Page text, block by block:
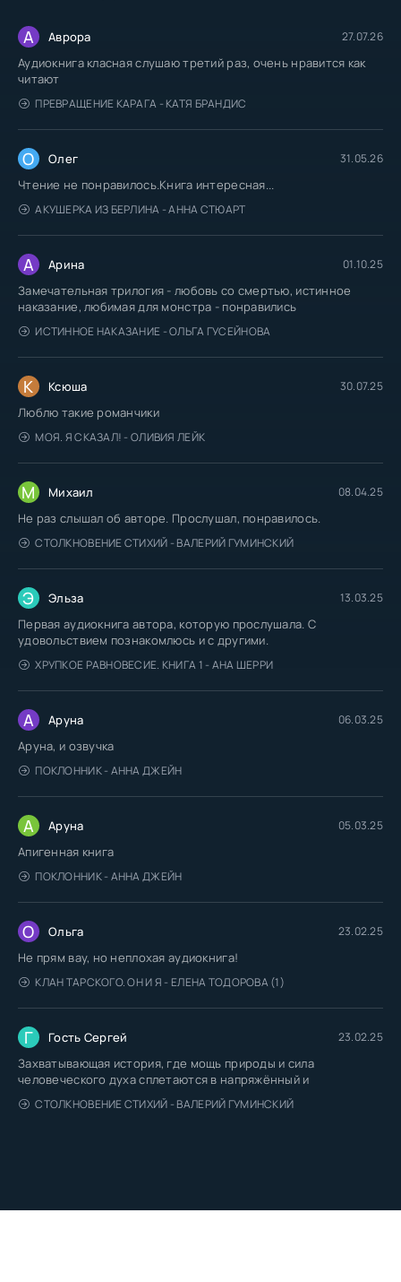
А Аврора 27.07.26
Аудиокнига класная слушаю третий раз, очень нравится как
читают
ПРЕВРАЩЕНИЕ КАРАГА - КАТЯ БРАНДИС
О Олег 31.05.26
Чтение не понравилось.Книга интересная...
АКУШЕРКА ИЗ БЕРЛИНА - АННА СТЮАРТ
А Арина 01.10.25
Замечательная трилогия - любовь со смертью, истинное
наказание, любимая для монстра - понравились
ИСТИННОЕ НАКАЗАНИЕ - ОЛЬГА ГУСЕЙНОВА
К Ксюша 30.07.25
Люблю такие романчики
МОЯ. Я СКАЗАЛ! - ОЛИВИЯ ЛЕЙК
М Михаил 08.04.25
Не раз слышал об авторе. Прослушал, понравилось.
СТОЛКНОВЕНИЕ СТИХИЙ - ВАЛЕРИЙ ГУМИНСКИЙ
Э Эльза 13.03.25
Первая аудиокнига автора, которую прослушала. С
удовольствием познакомлюсь и с другими.
ХРУПКОЕ РАВНОВЕСИЕ. КНИГА 1 - АНА ШЕРРИ
А Аруна 06.03.25
Аруна, и озвучка
ПОКЛОННИК - АННА ДЖЕЙН
А Аруна 05.03.25
Апигенная книга
ПОКЛОННИК - АННА ДЖЕЙН
О Ольга 23.02.25
Не прям вау, но неплохая аудиокнига!
КЛАН ТАРСКОГО. ОН И Я - ЕЛЕНА ТОДОРОВА (1)
Г Гость Сергей 23.02.25
Захватывающая история, где мощь природы и сила
человеческого духа сплетаются в напряжённый и
СТОЛКНОВЕНИЕ СТИХИЙ - ВАЛЕРИЙ ГУМИНСКИЙ